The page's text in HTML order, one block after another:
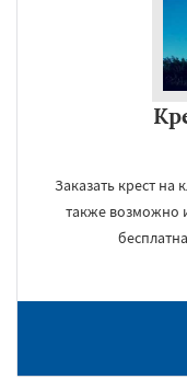
Заказать крест на
также возможно